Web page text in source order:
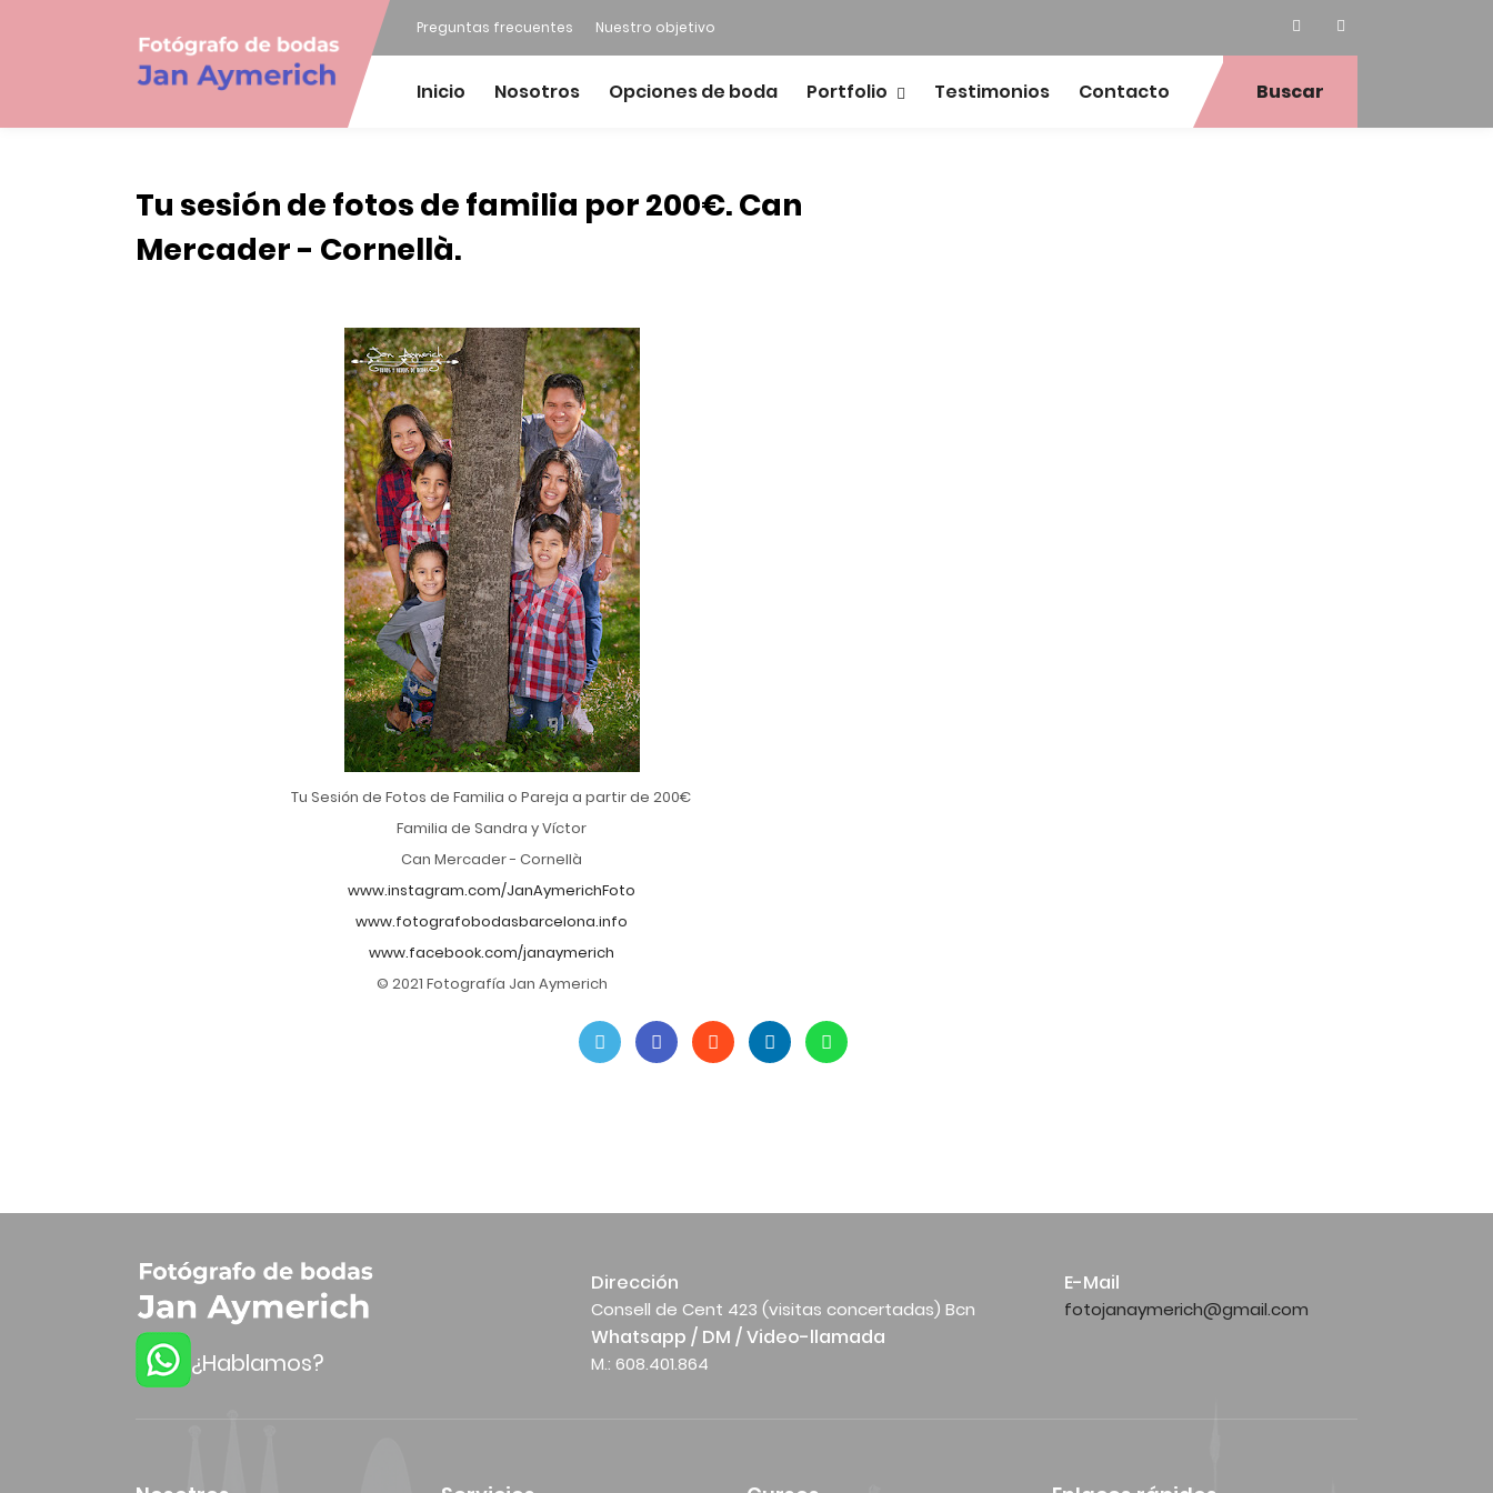
Preguntas frecuentes Nuestro objetivo
Inicio Nosotros Opciones de boda Portfolio Testimonios Contacto Buscar
Tu sesión de fotos de familia por 200€. Can
Mercader - Cornellà.
Tu Sesión de Fotos de Familia o Pareja a partir de 200€
Familia de Sandra y Víctor
Can Mercader - Cornellà
www.instagram.com/JanAymerichFoto
www.fotografobodasbarcelona.info
www.facebook.com/janaymerich
© 2021 Fotografía Jan Aymerich
¿Hablamos?
Dirección
Consell de Cent 423 (visitas concertadas) Bcn
E-Mail
fotojanaymerich@gmail.com
Whatsapp / DM / Video-llamada
M.: 608.401.864